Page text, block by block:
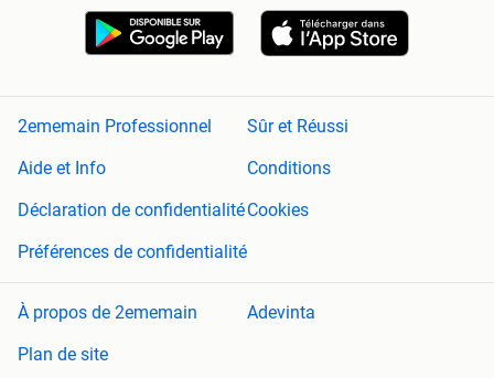
2ememain Professionnel
Sûr et Réussi
Aide et Info
Conditions
Déclaration de confidentialitéCookies
Préférences de confidentialité
À propos de 2ememain
Adevinta
Plan de site